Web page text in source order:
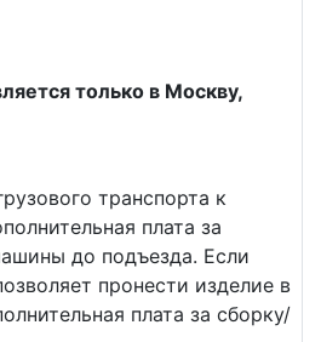
только в Москву,
транспорта к
плата за
до подъезда. Если
пронести изделие в
плата за сборку/